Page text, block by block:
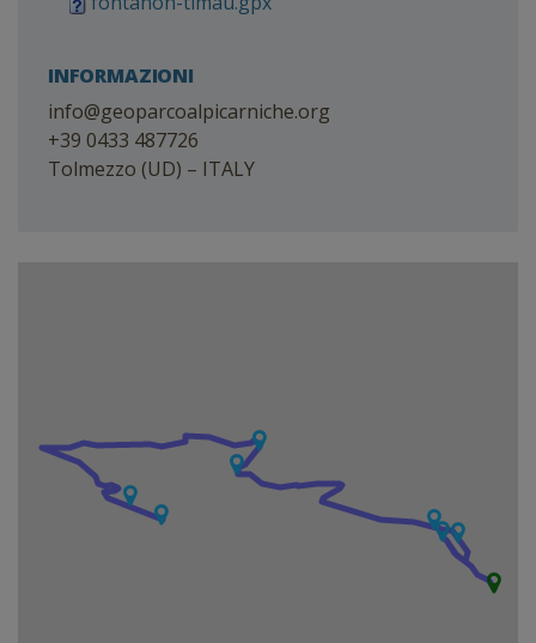
INFORMAZIONI
info@geoparcoalpicarniche.org
+39 0433 487726
Tolmezzo (UD) – ITALY